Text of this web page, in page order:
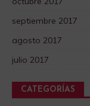
septiembre 2017
agosto 2017
julio 2017
CATEGORÍAS